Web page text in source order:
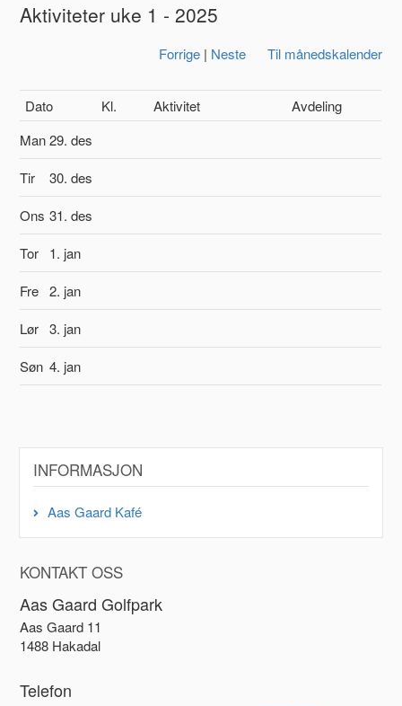
Aktiviteter uke 1 - 2025
Forrige| Neste Til månedskalender
Dato Kl. Aktivitet
Avdeling
Man29. des
Tir
30. des
Ons 31. des
Tor
1. jan
Fre 2. jan
Lør 3. jan
Søn 4. jan
INFORMASJON
Aas Gaard Kafé
KONTAKT OSS
Aas Gaard Golfpark
Aas Gaard 11
1488 Hakadal
Telefon